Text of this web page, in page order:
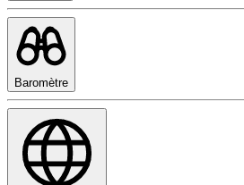
Baromètre